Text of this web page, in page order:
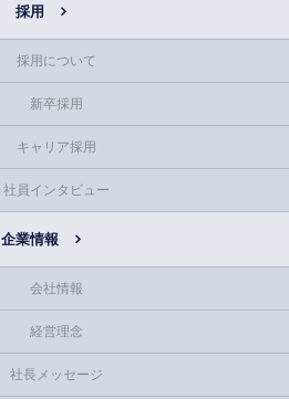
採用
採用について
新卒採用
キャリア採用
社員インタビュー
企業情報
会社情報
経営理念
社長メッセージ